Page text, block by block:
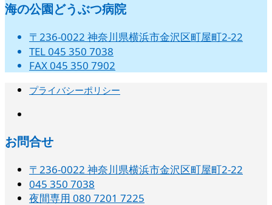
海の公園どうぶつ病院
〒236-0022 神奈川県横浜市金沢区町屋町2-22
TEL 045 350 7038
FAX 045 350 7902
プライバシーポリシー
お問合せ
〒236-0022 神奈川県横浜市金沢区町屋町2-22
045 350 7038‬
夜間専用 080 7201 7225‬